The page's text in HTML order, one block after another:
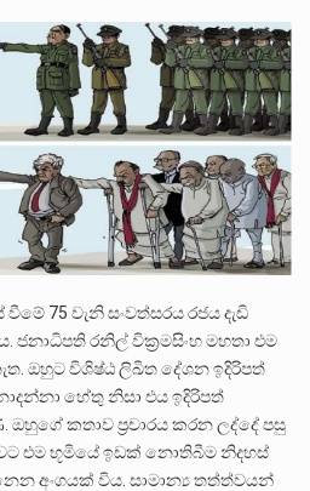
ලාල් කාන්ත ඇමතිවරයා අධිකරණ විනිශ්චයකාරවරුන්ගේ විශ්‍රාම යෑමේ වයස සම්බන්ධයෙන් නිහඬව සිටින ලෙස තමාට දැනුම් දුන්…
2011 වසරේදී දේශපාලන හා මානව හිමිකම් ක්‍රියාකාරීන් වන ලලිත්කුමාර් වීරරාජ් සහ කුගන් මුරුගානන්දන් යාපනයේදී අතුරුදන්…
75 වැනි සංවත්සරය රජය දැඩි
ජනාධිපති රනිල් වික්‍රමසිංහ මහතා එම
ඔහුට විශිෂ්ඨ ලිඛිත දේශන ඉදිරිපත්
හේතු නිසා එය ඉදිරිපත්
කතාව ප්‍රචාරය කරන ලද්දේ පසු
එම භූමියේ ඉඩක් නොතිබීම නිදහස්
අංගයක් විය. සාමාන්‍ය තත්ත්වයන්